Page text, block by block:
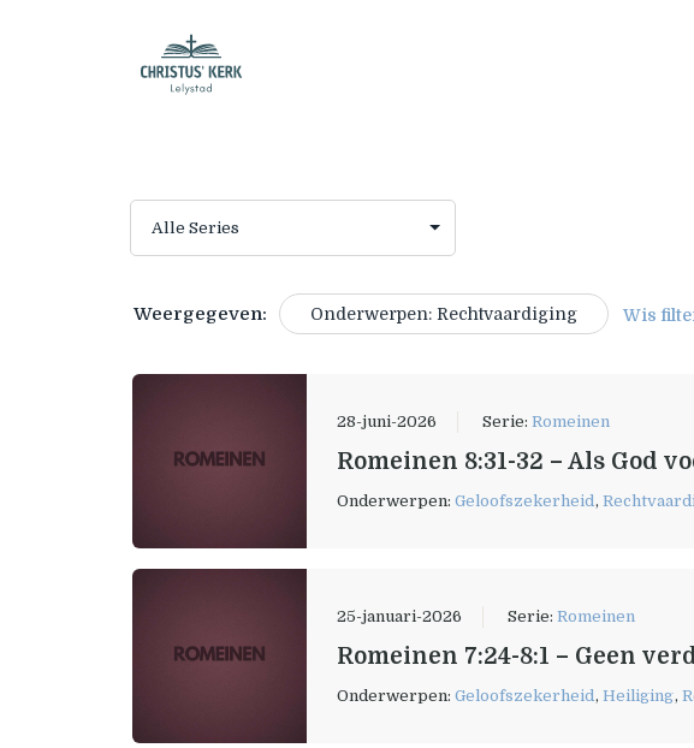
Weergegeven: Onderwerpen: Rechtvaardiging Wis
28-juni-2026 Serie: Romeinen
Romeinen 8:31-32 – Als God
Onderwerpen: Geloofszekerheid ,
25-januari-2026 Serie: Romeinen
Romeinen 7:24-8:1 – Geen
Onderwerpen: Geloofszekerheid, Heiliging,